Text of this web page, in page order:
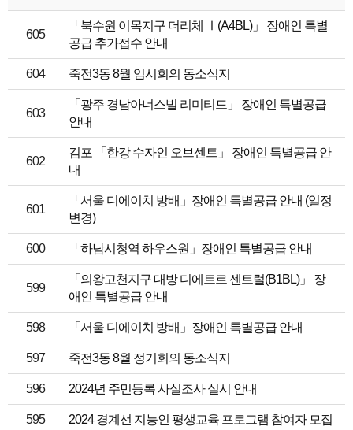
605
「북수원 이목지구 더리체 Ⅰ(A4BL)」 장애인 특별
공급 추가접수 안내
604 죽전3동 8월 임시회의 동소식지
603
「광주 경남아너스빌 리미티드」 장애인 특별공급
안내
602
김포 「한강 수자인 오브센트」 장애인 특별공급 안
내
601
「서울 디에이치 방배」장애인 특별공급 안내 (일정
변경)
600 「하남시청역 하우스원」장애인 특별공급 안내
599
「의왕고천지구 대방 디에트르 센트럴(B1BL)」 장
애인 특별공급 안내
598 「서울 디에이치 방배」장애인 특별공급 안내
597 죽전3동 8월 정기회의 동소식지
596 2024년 주민등록 사실조사 실시 안내
595 2024 경계선 지능인 평생교육 프로그램 참여자 모집